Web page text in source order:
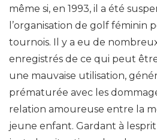
même si, en 1993, il a été
l’organisation de golf féminin
tournois. Il y a eu de
enregistrés de ce qui peut
une mauvaise utilisation,
prématurée avec les
relation amoureuse entre la
jeune enfant. Gardant à